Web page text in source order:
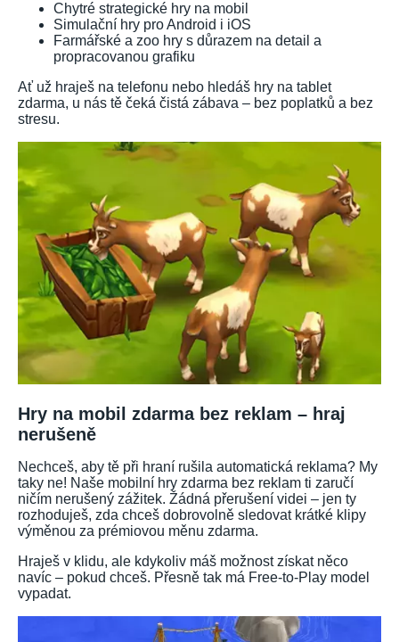
Chytré strategické hry na mobil
Simulační hry pro Android i iOS
Farmářské a zoo hry s důrazem na detail a
propracovanou grafiku
Ať už hraješ na telefonu nebo hledáš hry na tablet
zdarma, u nás tě čeká čistá zábava – bez poplatků a bez
stresu.
Hry na mobil zdarma bez reklam – hraj
nerušeně
Nechceš, aby tě při hraní rušila automatická reklama? My
taky ne! Naše mobilní hry zdarma bez reklam ti zaručí
ničím nerušený zážitek. Žádná přerušení videi – jen ty
rozhoduješ, zda chceš dobrovolně sledovat krátké klipy
výměnou za prémiovou měnu zdarma.
Hraješ v klidu, ale kdykoliv máš možnost získat něco
navíc – pokud chceš. Přesně tak má Free-to-Play model
vypadat.